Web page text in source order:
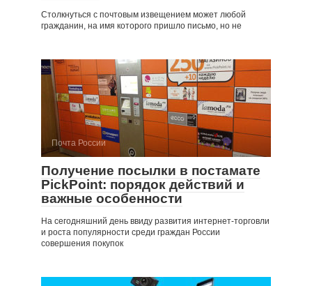
Столкнуться с почтовым извещением может любой
гражданин, на имя которого пришло письмо, но не
Почта России
Получение посылки в постамате
PickPoint: порядок действий и
важные особенности
На сегодняшний день ввиду развития интернет-торговли
и роста популярности среди граждан России
совершения покупок